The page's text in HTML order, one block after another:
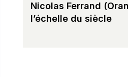
Nicolas Ferrand
l’échelle du siècle